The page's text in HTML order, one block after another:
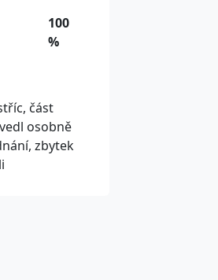
100
%
část
osobně
zbytek